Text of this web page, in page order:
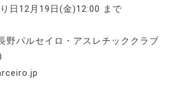
日12月19日(金)12:00 まで
野パルセイロ・アスレチッククラブ